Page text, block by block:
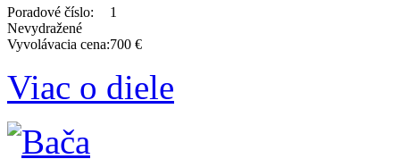
Poradové číslo:
1
Nevydražené
Vyvolávacia cena:700 €
Viac o diele